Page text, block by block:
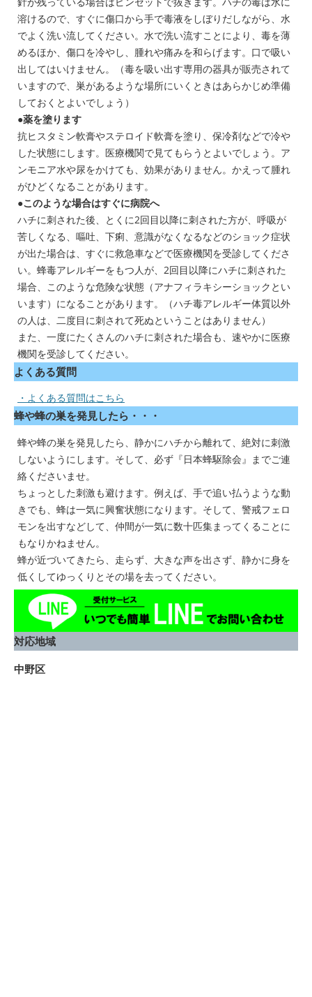
溶けるので、すぐに傷口から手で毒液をしぼりだしながら、水
でよく洗い流してください。水で洗い流すことにより、毒を薄
めるほか、傷口を冷やし、腫れや痛みを和らげます。口で吸い
出してはいけません。（毒を吸い出す専用の器具が販売されて
いますので、巣があるような場所にいくときはあらかじめ準備
しておくとよいでしょう）
●薬を塗ります
抗ヒスタミン軟膏やステロイド軟膏を塗り、保冷剤などで冷や
した状態にします。医療機関で見てもらうとよいでしょう。ア
ンモニア水や尿をかけても、効果がありません。かえって腫れ
がひどくなることがあります。
●このような場合はすぐに病院へ
ハチに刺された後、とくに2回目以降に刺された方が、呼吸が
苦しくなる、嘔吐、下痢、意識がなくなるなどのショック症状
が出た場合は、すぐに救急車などで医療機関を受診してくださ
い。蜂毒アレルギーをもつ人が、2回目以降にハチに刺された
場合、このような危険な状態（アナフィラキシーショックとい
います）になることがあります。（ハチ毒アレルギー体質以外
の人は、二度目に刺されて死ぬということはありません）
また、一度にたくさんのハチに刺された場合も、速やかに医療
機関を受診してください。
よくある質問
・よくある質問はこちら
蜂や蜂の巣を発見したら・・・
蜂や蜂の巣を発見したら、静かにハチから離れて、絶対に刺激
しないようにします。そして、必ず『日本蜂駆除会』までご連
絡くださいませ。
ちょっとした刺激も避けます。例えば、手で追い払うような動
きでも、蜂は一気に興奮状態になります。そして、警戒フェロ
モンを出すなどして、仲間が一気に数十匹集まってくることに
もなりかねません。
蜂が近づいてきたら、走らず、大きな声を出さず、静かに身を
低くしてゆっくりとその場を去ってください。
対応地域
中野区